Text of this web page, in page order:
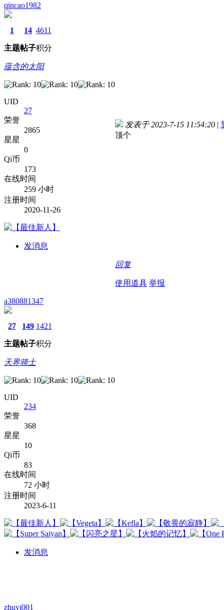
qincao1982
1
主题
14
帖子
4611
积分
蕴含的太阳
UID
27
荣誉
2865
星星
0
Qi币
173
在线时间
259 小时
注册时间
2020-11-26
发消息
发表于 2023-7-15 11:54:20 |
顶个
回复
使用道具 举报
a380881347
27
主题
149
帖子
1421
积分
天界骑士
UID
234
荣誉
368
星星
10
Qi币
83
在线时间
72 小时
注册时间
2023-6-11
发消息
zhuyi001